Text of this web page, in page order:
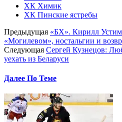
ХК Химик
ХК Пинские ястребы
Предыдущая «БХ». Кирилл
«Могилевом», ностальгии и
Следующая Сергей Кузнецов:
уехать из Беларуси
Далее По Теме